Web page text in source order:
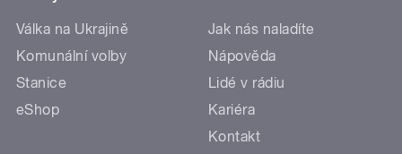
Válka na Ukrajině
Komunální volby
Stanice
eShop
Jak nás naladíte
Nápověda
Lidé v rádiu
Kariéra
Kontakt